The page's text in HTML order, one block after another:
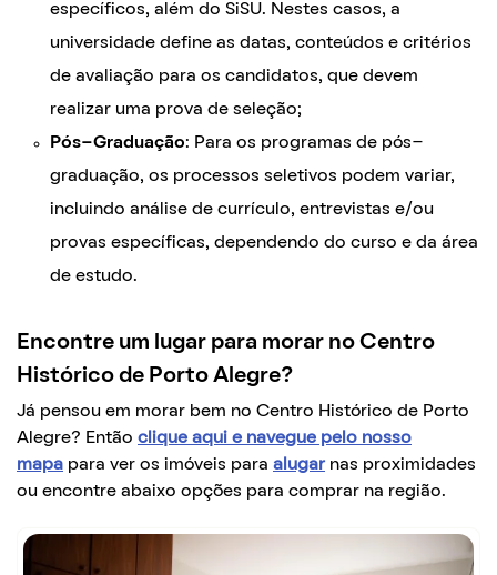
específicos, além do SiSU. Nestes casos, a
universidade define as datas, conteúdos e critérios
de avaliação para os candidatos, que devem
realizar uma prova de seleção;
Pós-Graduação: Para os programas de pós-
graduação, os processos seletivos podem variar,
incluindo análise de currículo, entrevistas e/ou
provas específicas, dependendo do curso e da área
de estudo.
Encontre um lugar para morar no Centro
Histórico de Porto Alegre?
Já pensou em morar bem no Centro Histórico de Porto
Alegre? Então clique aqui e navegue pelo nosso
mapa para ver os imóveis para alugarnas proximidades
ou encontre abaixo opções para comprar na região.